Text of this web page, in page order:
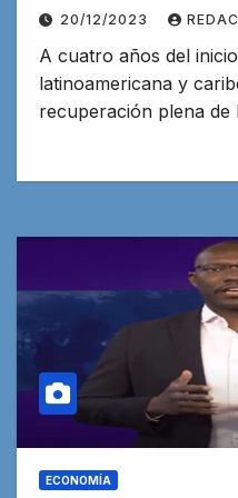
20/12/2023
A cuatro años del
latinoamericana y
recuperación plena
ECONOMÍA